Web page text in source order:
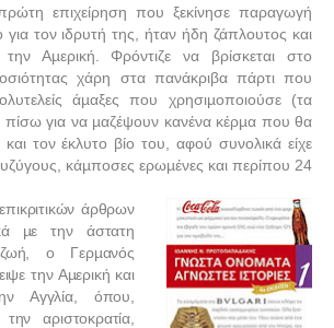
επιχείρηση που ξεκίνησε παραγωγή
τον ιδρυτή της, ήταν ήδη ζάπλουτος και
Αµερική. Φρόντιζε να βρίσκεται στο
χάρη στα πανάκριβα πάρτι που
άµαξες που χρησιµοποιούσε (τα
πίσω για να µαζέψουν κανένα κέρµα που θα
τον έκλυτο βίο του, αφού συνολικά είχε
κάµποσες ερωµένες και περίπου 24
άρθρων
µε την άστατη
ο Γερµανός
την Αµερική και
Αγγλία, όπου,
αριστοκρατία,